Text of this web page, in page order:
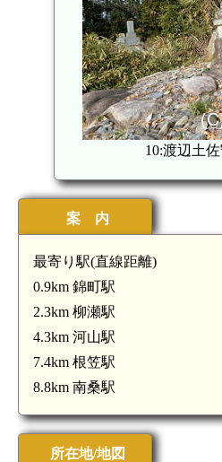
10:渡辺土
案 内
最寄り駅(直線距離)
0.9km 錦町駅
2.3km 柳瀬駅
4.3km 河山駅
7.4km 根笠駅
8.8km 南桑駅
所在地/地図